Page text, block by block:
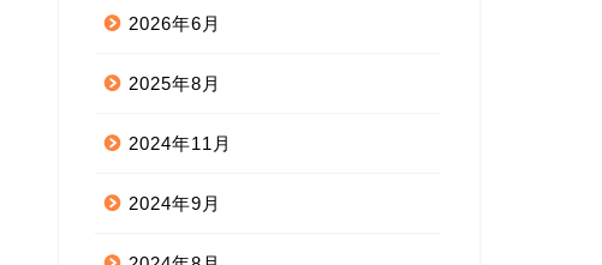
2026年6月
2025年8月
2024年11月
2024年9月